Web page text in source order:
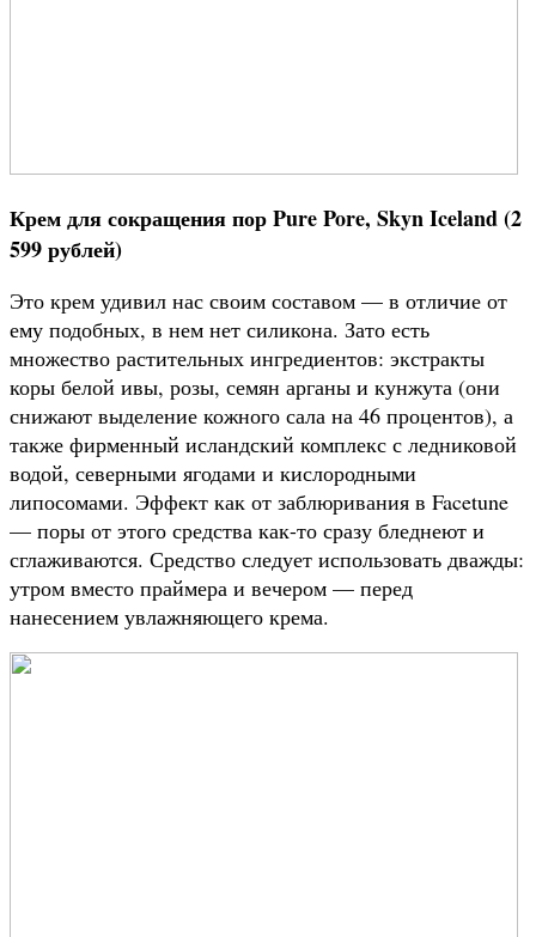
Крем для сокращения пор Pure Pore, Skyn Iceland (2
599 рублей)
Это крем удивил нас своим составом — в отличие от
ему подобных, в нем нет силикона. Зато есть
множество растительных ингредиентов: экстракты
коры белой ивы, розы, семян арганы и кунжута (они
снижают выделение кожного сала на 46 процентов), а
также фирменный исландский комплекс с ледниковой
водой, северными ягодами и кислородными
липосомами. Эффект как от заблюривания в Facetune
— поры от этого средства как-то сразу бледнеют и
сглаживаются. Средство следует использовать дважды:
утром вместо праймера и вечером — перед
нанесением увлажняющего крема.